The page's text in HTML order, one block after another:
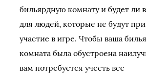
бильярдную комнату и будет ли
для людей, которые не будут
участие в игре. Чтобы ваша
комната была обустроена
вам потребуется учесть все